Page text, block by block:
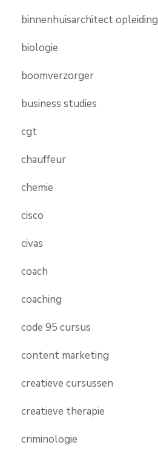
binnenhuisarchitect opleiding
biologie
boomverzorger
business studies
cgt
chauffeur
chemie
cisco
civas
coach
coaching
code 95 cursus
content marketing
creatieve cursussen
creatieve therapie
criminologie